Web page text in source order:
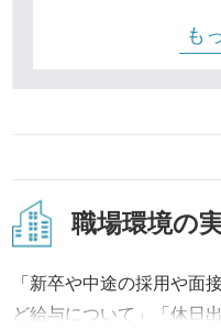
も
職場環境の
「新卒や中途の採用や面
ど給与について」「休日